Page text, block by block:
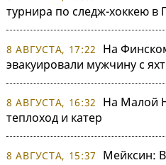
турнира по следж-хоккею в
8 АВГУСТА, 17:22
На
эвакуировали мужчину с
8 АВГУСТА, 16:32
На Малой
теплоход и катер
8 АВГУСТА, 15:37
Мейксин: